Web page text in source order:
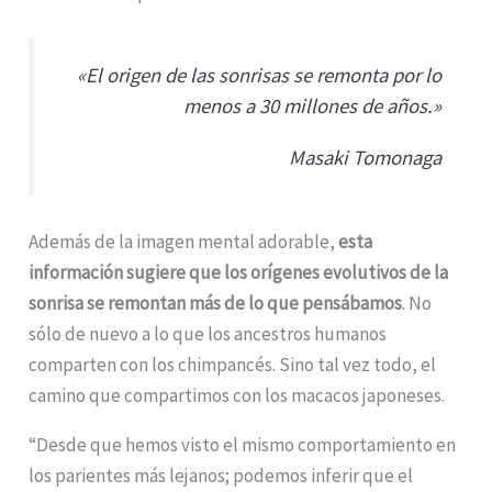
«El origen de las sonrisas se remonta por lo
menos a 30 millones de años.»
Masaki Tomonaga
Además de la imagen mental adorable,esta
información sugiere que los orígenes evolutivos de la
sonrisa se remontan más de lo que pensábamos. No
sólo de nuevo a lo que los ancestros humanos
comparten con los chimpancés. Sino tal vez todo, el
camino que compartimos con los macacos japoneses.
“Desde que hemos visto el mismo comportamiento en
los parientes más lejanos; podemos inferir que el